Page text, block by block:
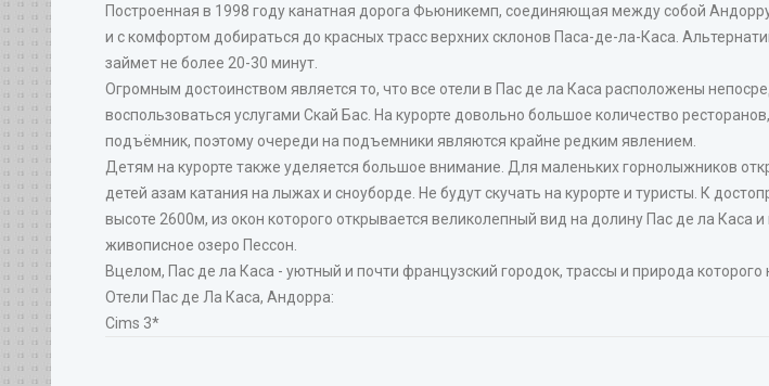
Построенная в 1998 году канатная дорога Фьюникемп, соединяющая между собой
и с комфортом добираться до красных трасс верхних склонов Паса-де-ла-Каса.
займет не более 20-30 минут.
Огромным достоинством является то, что все отели в Пас де ла Каса расположены
воспользоваться услугами Скай Бас. На курорте довольно большое количество
подъёмник, поэтому очереди на подъемники являются крайне редким явлением.
Детям на курорте также уделяется большое внимание. Для маленьких горнолыжников
детей азам катания на лыжах и сноуборде. Не будут скучать на курорте и туристы. К
высоте 2600м, из окон которого открывается великолепный вид на долину Пас де ла
живописное озеро Пессон.
Вцелом, Пас де ла Каса - уютный и почти французский городок, трассы и природа
Отели Пас де Ла Каcа, Андорра:
Cims 3*